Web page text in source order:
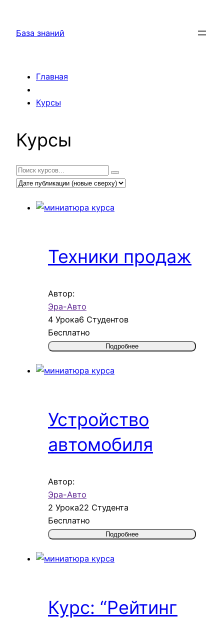
База знаний
Главная
Курсы
Курсы
Техники продаж
Автор:
Эра-Авто
4 Урока6 Студентов
Бесплатно
Подробнее
Устройство
автомобиля
Автор:
Эра-Авто
2 Урока22 Студента
Бесплатно
Подробнее
Курс: “Рейтинг